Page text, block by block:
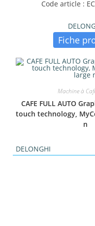
Code article :
Fiche
Machine à
CAFE FULL AUTO
touch technology,
n
DELONGHI